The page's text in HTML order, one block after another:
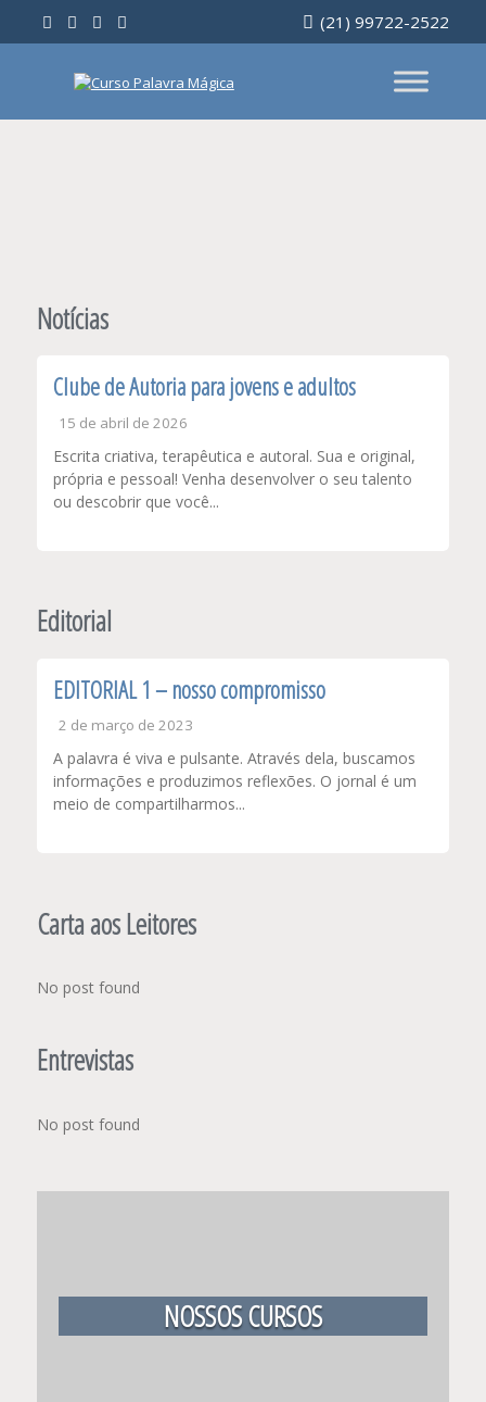
o
(21) 99722-2522
Notícias
Clube de Autoria para jovens e adultos
15 de abril de 2026
Escrita criativa, terapêutica e autoral. Sua e original,
própria e pessoal! Venha desenvolver o seu talento
ou descobrir que você...
Editorial
EDITORIAL 1 – nosso compromisso
2 de março de 2023
A palavra é viva e pulsante. Através dela, buscamos
informações e produzimos reflexões. O jornal é um
meio de compartilharmos...
Carta aos Leitores
No post found
Entrevistas
No post found
NOSSOS CURSOS